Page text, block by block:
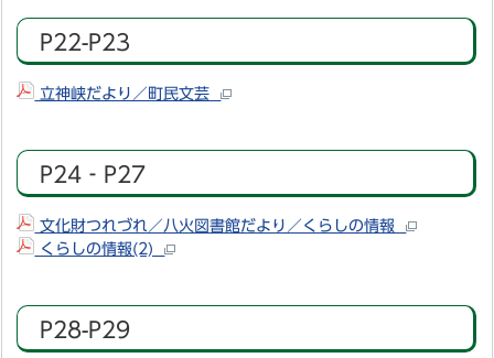
P22-P23
立神峡だより／町民文芸
P24‐P27
文化財つれづれ／八火図書館だより／くらしの情報
くらしの情報(2)
P28-P29